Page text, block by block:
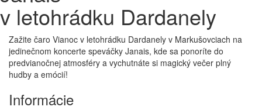
v letohrádku Dardanely
Zažite čaro Vianoc v letohrádku Dardanely v Markušovciach na
jedinečnom koncerte speváčky Janais, kde sa ponoríte do
predvianočnej atmosféry a vychutnáte si magický večer plný
hudby a emócií!
Informácie